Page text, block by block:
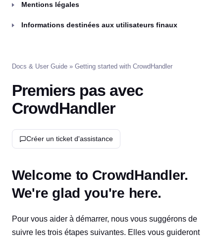
Mentions légales
Informations destinées aux utilisateurs finaux
Docs & User Guide » Getting started with CrowdHandler
Premiers pas avec
CrowdHandler
Créer un ticket d'assistance
Welcome to CrowdHandler.
We're glad you're here.
Pour vous aider à démarrer, nous vous suggérons de
suivre les trois étapes suivantes. Elles vous guideront